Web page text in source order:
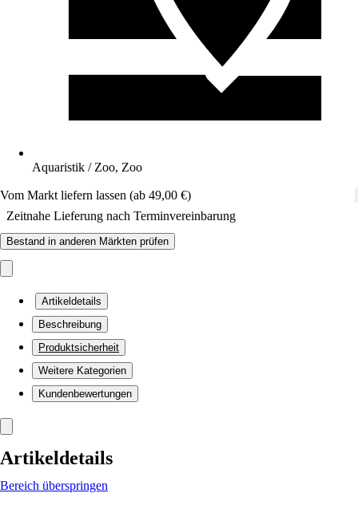
Aquaristik / Zoo, Zoo
Vom Markt liefern lassen (ab 49,00 €)
Zeitnahe Lieferung nach Terminvereinbarung
Bestand in anderen Märkten prüfen
Artikeldetails
Beschreibung
Produktsicherheit
Weitere Kategorien
Kundenbewertungen
Artikeldetails
Bereich überspringen